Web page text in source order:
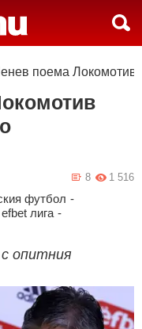
поема Локомотив
1 516
8
футбол -
efbet лига -
опитния